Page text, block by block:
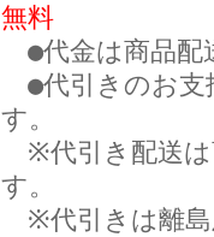
無料
●代金は商品配
●代引きのお支
す。
※代引き配送は
す。
※代引きは離島